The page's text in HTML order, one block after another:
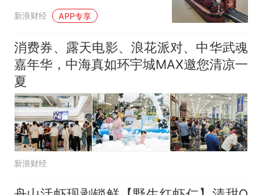
电保障
新浪财经 APP专享
消费券、露天电影、浪花派对、中华武魂
嘉年华，中海真如环宇城MAX邀您清凉一
夏
新浪财经